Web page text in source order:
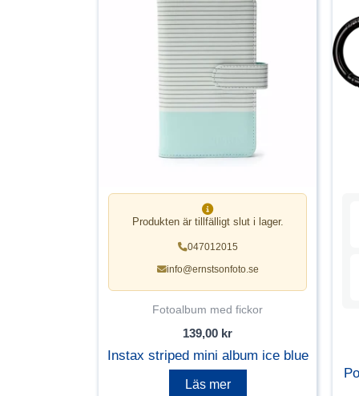
Produkten är tillfälligt slut i lager.
047012015
info@ernstsonfoto.se
Fotoalbum med fickor
139,00 kr
Instax striped mini album ice blue
Läs mer